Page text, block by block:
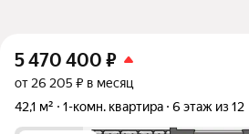
5 470 400 ₽
от 26 205 ₽ в месяц
42,1 м²
1-комн. квартира 6 этаж из 12